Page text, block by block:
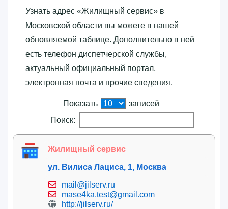
Узнать адрес «‎Жилищный сервис»‎ в
Московской области вы можете в нашей
обновляемой таблице. Дополнительно в ней
есть телефон диспетчерской службы,
актуальный официальный портал,
электронная почта и прочие сведения.
Показать
записей
Поиск:
Жилищный сервис
ул. Вилиса Лациса, 1, Москва
mail@jilserv.ru
mase4ka.test@gmail.com
http://jilserv.ru/